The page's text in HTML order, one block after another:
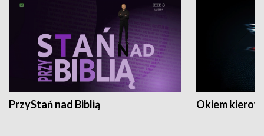
PrzyStań nad Biblią Okiem